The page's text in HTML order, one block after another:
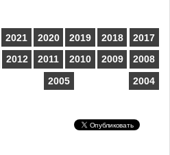
2021 2020 2019 2018
2017
2012 2011 2010 2009
2008
2005 2004